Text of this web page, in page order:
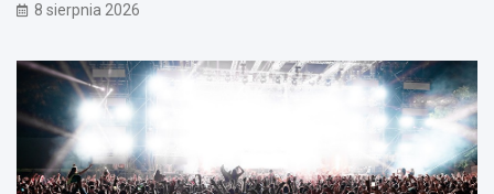
8 sierpnia 2026